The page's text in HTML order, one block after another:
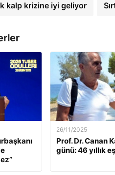
kalp krizine iyi geliyor
26/11/2025
Prof. Dr. Canan
günü: 46 yıllık